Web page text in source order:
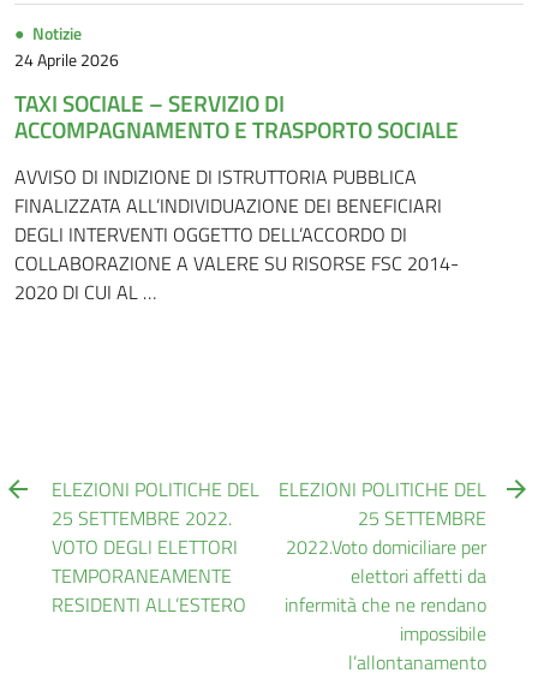
Notizie
24 Aprile 2026
TAXI SOCIALE – SERVIZIO DI
ACCOMPAGNAMENTO E TRASPORTO SOCIALE
AVVISO DI INDIZIONE DI ISTRUTTORIA PUBBLICA
FINALIZZATA ALL’INDIVIDUAZIONE DEI BENEFICIARI
DEGLI INTERVENTI OGGETTO DELL’ACCORDO DI
COLLABORAZIONE A VALERE SU RISORSE FSC 2014-
2020 DI CUI AL …
ELEZIONI POLITICHE DEL
25 SETTEMBRE 2022.
VOTO DEGLI ELETTORI
TEMPORANEAMENTE
RESIDENTI ALL’ESTERO
ELEZIONI POLITICHE DEL
25 SETTEMBRE
2022.Voto domiciliare per
elettori affetti da
infermità che ne rendano
impossibile
l’allontanamento